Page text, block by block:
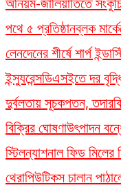
পথে ৫ প্রতিষ্ঠানব্লক
লেনদেনের শীর্ষে শার্প
ইন্স্যুরেন্সডিএসইতে দর
দুর্বলতায় সূচকপতন,
বিক্রির ঘোষণাউৎপাদন
স্টিলন্যাশনাল ফিড মিলের
থেরাপিউটিকস চালান